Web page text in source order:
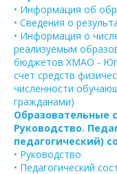
• Информация об
• Сведения о
• Информация о
реализуемым
бюджетов ХМАО -
счет средств
численности
гражданами)
Образовательные
Руководство.
педагогический)
• Руководство
• Педагогический